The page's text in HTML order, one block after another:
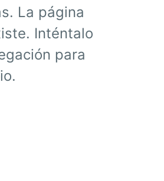
La página
Inténtalo
para